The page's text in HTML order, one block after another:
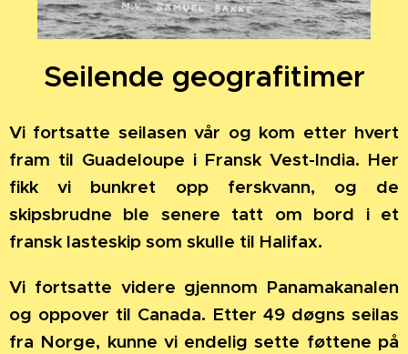
Seilende geografitimer
Vi fortsatte seilasen vår og kom etter hvert
fram til Guadeloupe i Fransk Vest-India. Her
fikk vi bunkret opp ferskvann, og de
skipsbrudne ble senere tatt om bord i et
fransk lasteskip som skulle til Halifax.
Vi fortsatte videre gjennom Panamakanalen
og oppover til Canada. Etter 49 døgns seilas
fra Norge, kunne vi endelig sette føttene på